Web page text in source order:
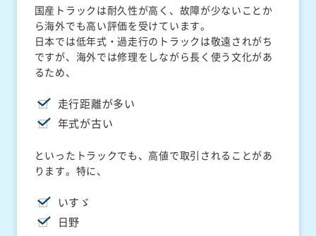
国産トラックは耐久性が高く、故障が少ないことか
ら海外でも高い評価を受けています。
日本では低年式・過走行のトラックは敬遠されがち
ですが、海外では修理をしながら長く使う文化があ
るため、
走行距離が多い
年式が古い
といったトラックでも、高値で取引されることがあ
ります。特に、
いすゞ
日野